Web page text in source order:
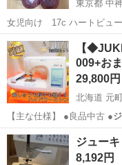
東京都 中
女児向け 17c ハートビュー
た傷はありません。 お取引き日時→土日祝日希望 お取引き場所→ザビ
ッグ昭島店近くの宮沢文化
東京 昭島市 中神駅
【
009+お
29,800円
北海道 元
【主な仕様】 ●良品中古 ●
北海道 札幌市 元町駅
ジュー
8,192円